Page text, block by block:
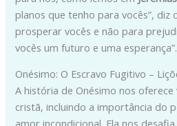
planos que tenho para vocês”, diz
prosperar vocês e não para
vocês um futuro e uma esperança”.
Onésimo: O Escravo Fugitivo –
A história de Onésimo nos oferece
cristã, incluindo a importância do